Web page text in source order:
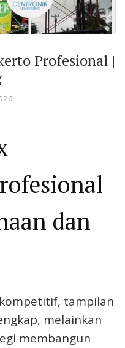
Profesional |
dan
tampilan
melainkan
membangun